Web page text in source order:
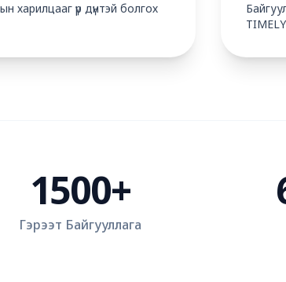
харилцааг үр дүнтэй болгох
1500+
Гэрээт Байгууллага